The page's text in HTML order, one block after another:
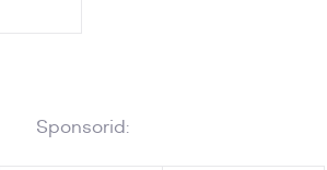
Sponsorid: